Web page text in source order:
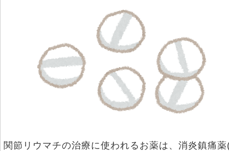
関節リウマチの治療に使われるお薬は、消炎鎮痛